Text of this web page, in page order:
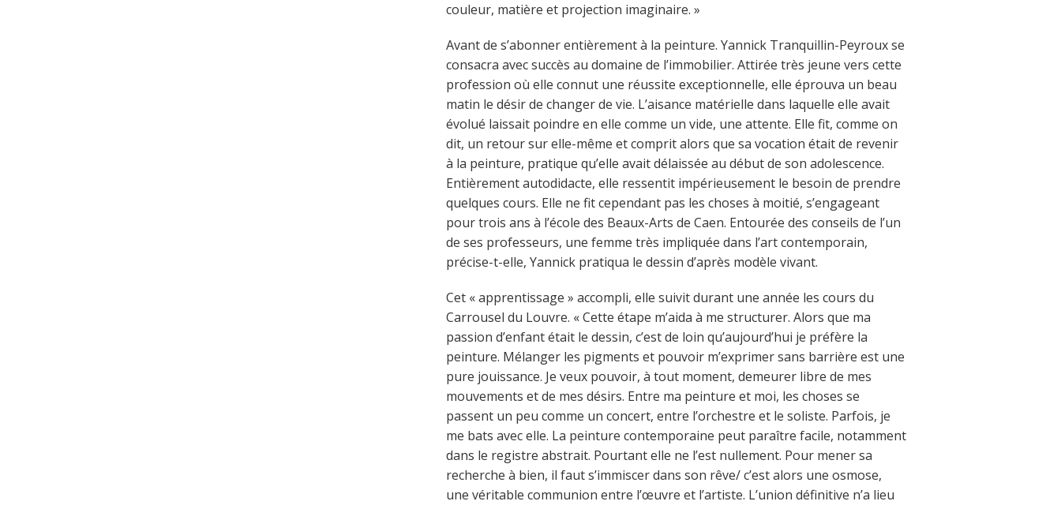
couleur, matière et projection imaginaire. »
Avant de s’abonner entièrement à la peinture. Yannick Tranquillin-Peyroux se
consacra avec succès au domaine de l’immobilier. Attirée très jeune vers cette
profession où elle connut une réussite exceptionnelle, elle éprouva un beau
matin le désir de changer de vie. L’aisance matérielle dans laquelle elle avait
évolué laissait poindre en elle comme un vide, une attente. Elle fit, comme on
dit, un retour sur elle-même et comprit alors que sa vocation était de revenir
à la peinture, pratique qu’elle avait délaissée au début de son adolescence.
Entièrement autodidacte, elle ressentit impérieusement le besoin de prendre
quelques cours. Elle ne fit cependant pas les choses à moitié, s’engageant
pour trois ans à l’école des Beaux-Arts de Caen. Entourée des conseils de l’un
de ses professeurs, une femme très impliquée dans l’art contemporain,
précise-t-elle, Yannick pratiqua le dessin d’après modèle vivant.
Cet « apprentissage » accompli, elle suivit durant une année les cours du
Carrousel du Louvre. « Cette étape m’aida à me structurer. Alors que ma
passion d’enfant était le dessin, c’est de loin qu’aujourd’hui je préfère la
peinture. Mélanger les pigments et pouvoir m’exprimer sans barrière est une
pure jouissance. Je veux pouvoir, à tout moment, demeurer libre de mes
mouvements et de mes désirs. Entre ma peinture et moi, les choses se
passent un peu comme un concert, entre l’orchestre et le soliste. Parfois, je
me bats avec elle. La peinture contemporaine peut paraître facile, notamment
dans le registre abstrait. Pourtant elle ne l’est nullement. Pour mener sa
recherche à bien, il faut s’immiscer dans son rêve/ c’est alors une osmose,
une véritable communion entre l’œuvre et l’artiste. L’union définitive n’a lieu